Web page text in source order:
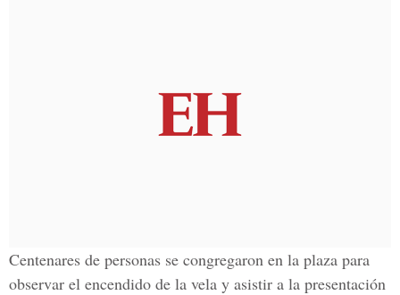
Centenares de personas se congregaron en la plaza para
observar el encendido de la vela y asistir a la presentación